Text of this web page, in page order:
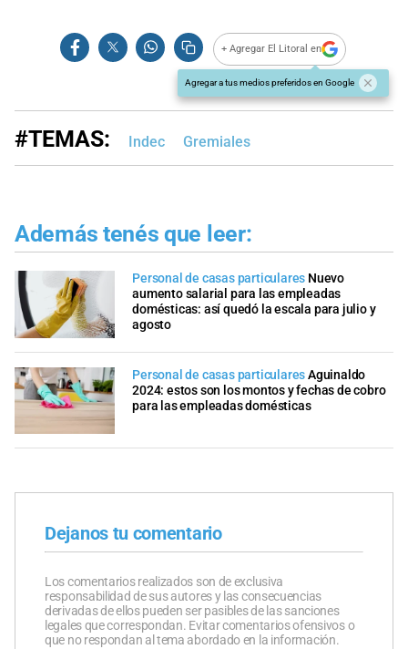
+ Agregar El Litoral en
Agregar a tus medios preferidos en Google
#TEMAS: Indec Gremiales
Además tenés que leer:
Personal de casas particulares Nuevo
aumento salarial para las empleadas
domésticas: así quedó la escala para julio y
agosto
Personal de casas particularesAguinaldo
2024: estos son los montos y fechas de cobro
para las empleadas domésticas
Dejanos tu comentario
Los comentarios realizados son de exclusiva
responsabilidad de sus autores y las consecuencias
derivadas de ellos pueden ser pasibles de las sanciones
legales que correspondan. Evitar comentarios ofensivos o
que no respondan al tema abordado en la información.